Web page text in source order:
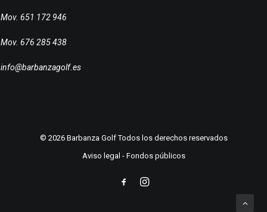
Mov. 651 172 946
Mov. 676 285 438
info@barbanzagolf.es
© 2026 Barbanza Golf Todos los derechos reservados
Aviso legal - Fondos públicos